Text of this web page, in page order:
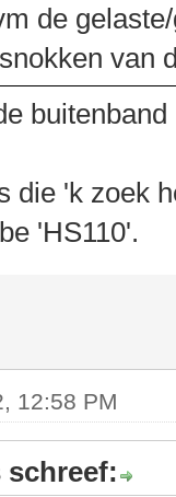
de
van
die 'k zoek
'HS110'.
12:58 PM